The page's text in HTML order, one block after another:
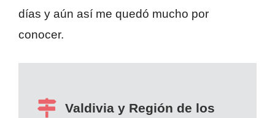
días y aún así me quedó mucho por
conocer.
Valdivia y Región de los